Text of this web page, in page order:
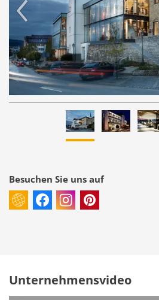
Besuchen Sie uns auf
Unternehmensvideo